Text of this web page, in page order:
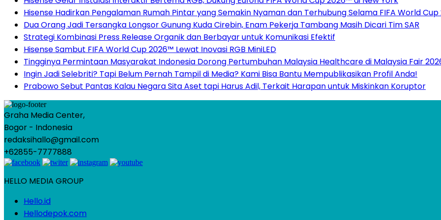
Hisense Hadirkan Pengalaman Rumah Pintar yang Semakin Nyaman dan Terhubung Selama FIFA World
Dua Orang Jadi Tersangka Longsor Gunung Kuda Cirebin, Enam Pekerja Tambang Masih Dicari Tim SAR
Strategi Kombinasi Press Release Organik dan Berbayar untuk Komunikasi Efektif
Hisense Sambut FIFA World Cup 2026™ Lewat Inovasi RGB MiniLED
Tingginya Permintaan Masyarakat Indonesia Dorong Pertumbuhan Malaysia Healthcare di Malaysia Fair
Ingin Jadi Selebriti? Tapi Belum Pernah Tampil di Media? Kami Bisa Bantu Mempublikasikan Profil Anda!
Prabowo Sebut Pantas Kalau Negara Sita Aset tapi Harus Adil, Terkait Harapan untuk Miskinkan Koruptor
Graha Media Center,
Bogor - Indonesia
redaksihallo@gmail.com
+62855-7777888
HELLO MEDIA GROUP
Hello.id
Hellodepok.com